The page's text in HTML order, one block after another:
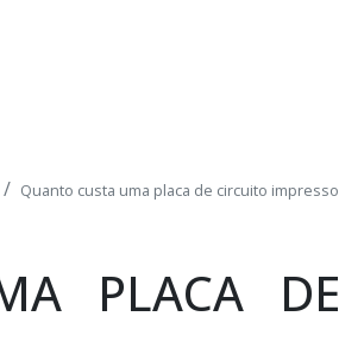
Quanto custa uma placa de circuito impresso
PLACA DE